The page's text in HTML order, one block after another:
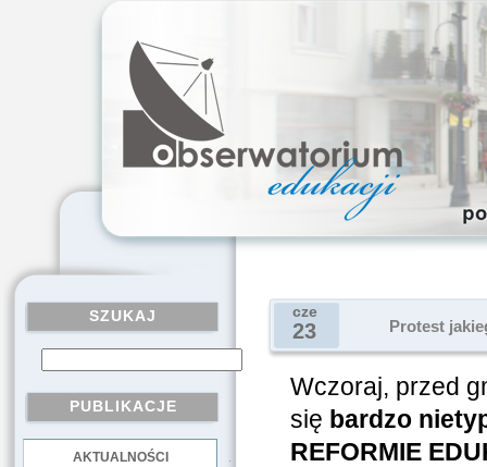
SZUKAJ
PUBLIKACJE
AKTUALNOŚCI
cze
23 Protest
Wczoraj, przed
się bardzo
REFORMIE